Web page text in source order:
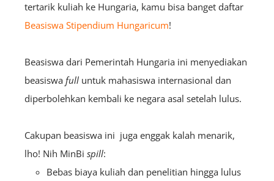
tertarik kuliah ke Hungaria, kamu bisa banget daftar
Beasiswa Stipendium Hungaricum!
Beasiswa dari Pemerintah Hungaria ini menyediakan
beasiswa full untuk mahasiswa internasional dan
diperbolehkan kembali ke negara asal setelah lulus.
Cakupan beasiswa ini juga enggak kalah menarik,
lho! Nih MinBi spill:
Bebas biaya kuliah dan penelitian hingga lulus